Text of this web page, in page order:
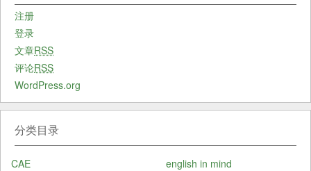
注册
登录
文章RSS
评论RSS
WordPress.org
分类目录
CAE
english in mind